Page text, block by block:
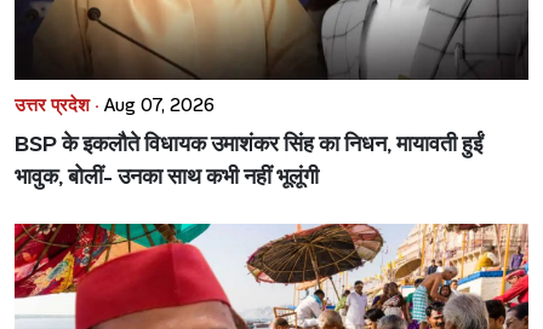
उत्तर प्रदेश · Aug 07, 2026
BSP के इकलौते विधायक उमाशंकर सिंह का निधन, मायावती हुईं
भावुक, बोलीं- उनका साथ कभी नहीं भूलूंगी